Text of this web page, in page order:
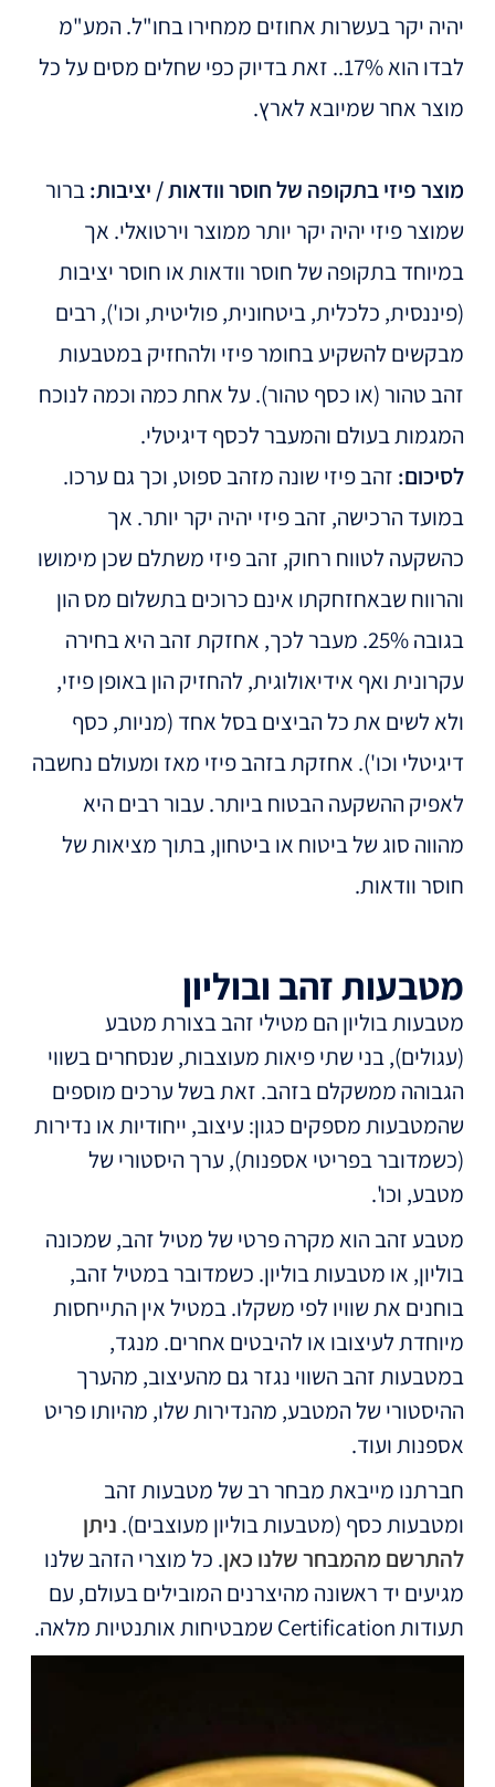
יהיה יקר בעשרות אחוזים ממחירו בחו"ל. המע"מ
לבדו הוא 17%.. זאת בדיוק כפי שחלים מסים על כל
מוצר אחר שמיובא לארץ.
מוצר פיזי בתקופה של חוסר וודאות / יציבות:ברור
שמוצר פיזי יהיה יקר יותר ממוצר וירטואלי. אך
במיוחד בתקופה של חוסר וודאות או חוסר יציבות
(פיננסית, כלכלית, ביטחונית, פוליטית, וכו'), רבים
מבקשים להשקיע בחומר פיזי ולהחזיק במטבעות
זהב טהור (או כסף טהור). על אחת כמה וכמה לנוכח
המגמות בעולם והמעבר לכסף דיגיטלי.
לסיכום: זהב פיזי שונה מזהב ספוט, וכך גם ערכו.
במועד הרכישה, זהב פיזי יהיה יקר יותר. אך
כהשקעה לטווח רחוק, זהב פיזי משתלם שכן מימושו
והרווח שבאחזחקתו אינם כרוכים בתשלום מס הון
בגובה 25%. מעבר לכך, אחזקת זהב היא בחירה
עקרונית ואף אידיאולוגית, להחזיק הון באופן פיזי,
ולא לשים את כל הביצים בסל אחד (מניות, כסף
דיגיטלי וכו'). אחזקת בזהב פיזי מאז ומעולם נחשבה
לאפיק ההשקעה הבטוח ביותר. עבור רבים היא
מהווה סוג של ביטוח או ביטחון, בתוך מציאות של
חוסר וודאות.
מטבעות זהב ובוליון
מטבעות בוליון הם מטילי זהב בצורת מטבע
(עגולים), בני שתי פיאות מעוצבות, שנסחרים בשווי
הגבוהה ממשקלם בזהב. זאת בשל ערכים מוספים
שהמטבעות מספקים כגון: עיצוב, ייחודיות או נדירות
(כשמדובר בפריטי אספנות), ערך היסטורי של
מטבע, וכו'.
מטבע זהב הוא מקרה פרטי של מטיל זהב, שמכונה
בוליון, או מטבעות בוליון. כשמדובר במטיל זהב,
בוחנים את שוויו לפי משקלו. במטיל אין התייחסות
מיוחדת לעיצובו או להיבטים אחרים. מנגד,
במטבעות זהב השווי נגזר גם מהעיצוב, מהערך
ההיסטורי של המטבע, מהנדירות שלו, מהיותו פריט
אספנות ועוד.
חברתנו מייבאת מבחר רב של מטבעות זהב
ומטבעות כסף (מטבעות בוליון מעוצבים). ניתן
להתרשם מהמבחר שלנו כאן. כל מוצרי הזהב שלנו
מגיעים יד ראשונה מהיצרנים המובילים בעולם, עם
תעודות Certification שמבטיחות אותנטיות מלאה.